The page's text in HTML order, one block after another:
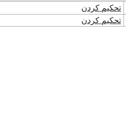
تحکیم کردن
تحکیم کردن